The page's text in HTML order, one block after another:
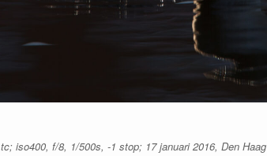
iso400, f/8, 1/500s, -1 stop; 17 januari 2016, Den Haag